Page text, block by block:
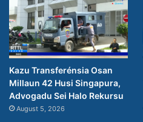
Kazu Transferénsia Osan
Millaun 42 Husi Singapura,
Advogadu Sei Halo Rekursu
August 5, 2026